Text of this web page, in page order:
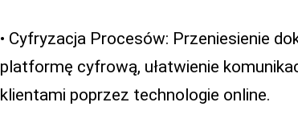
• Cyfryzacja Procesów: Przeniesienie
platformę cyfrową, ułatwienie
klientami poprzez technologie online.